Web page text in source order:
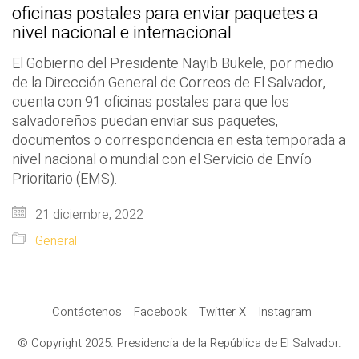
oficinas postales para enviar paquetes a
nivel nacional e internacional
El Gobierno del Presidente Nayib Bukele, por medio
de la Dirección General de Correos de El Salvador,
cuenta con 91 oficinas postales para que los
salvadoreños puedan enviar sus paquetes,
documentos o correspondencia en esta temporada a
nivel nacional o mundial con el Servicio de Envío
Prioritario (EMS).
21 diciembre, 2022
General
Contáctenos Facebook Twitter X
Instagram
© Copyright 2025. Presidencia de la República de El Salvador.